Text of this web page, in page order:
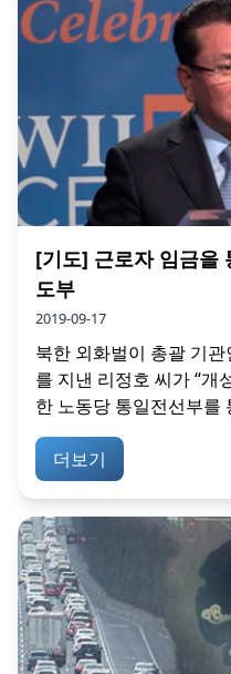
[기도] 근로자 임금을
도부
2019-09-17
북한 외화벌이 총괄 기
를 지낸 리정호 씨가 “개
한 노동당 통일전선부를
더보기